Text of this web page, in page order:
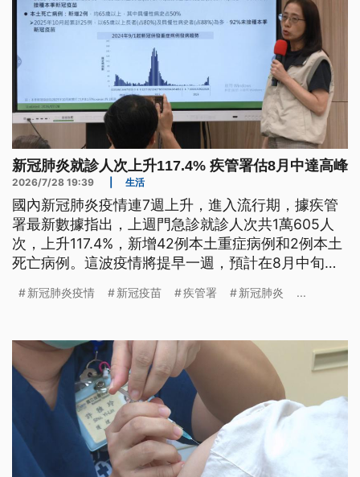
新冠肺炎就診人次上升117.4% 疾管署估8月中達高峰
2026/7/28 19:39 生活
國內新冠肺炎疫情連7週上升，進入流行期，據疾管
署最新數據指出，上週門急診就診人次共1萬605人
次，上升117.4%，新增42例本土重症病例和2例本土
死亡病例。這波疫情將提早一週，預計在8月中旬達
才會有明顯下降。基層診所醫師指出，近期約十名病
和喉嚨痛。
新冠肺炎疫情 新冠疫苗 疾管署 新冠肺炎 ...